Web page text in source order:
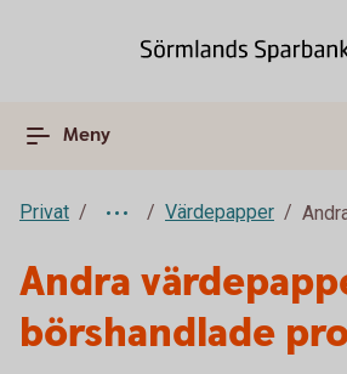
Meny
Privat Värdepapper
Andra
börshandlade